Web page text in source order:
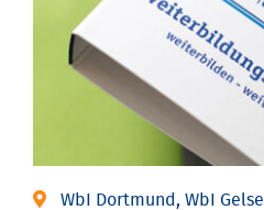
WbI Dortmund, WbI